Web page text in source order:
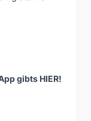
gibts HIER!